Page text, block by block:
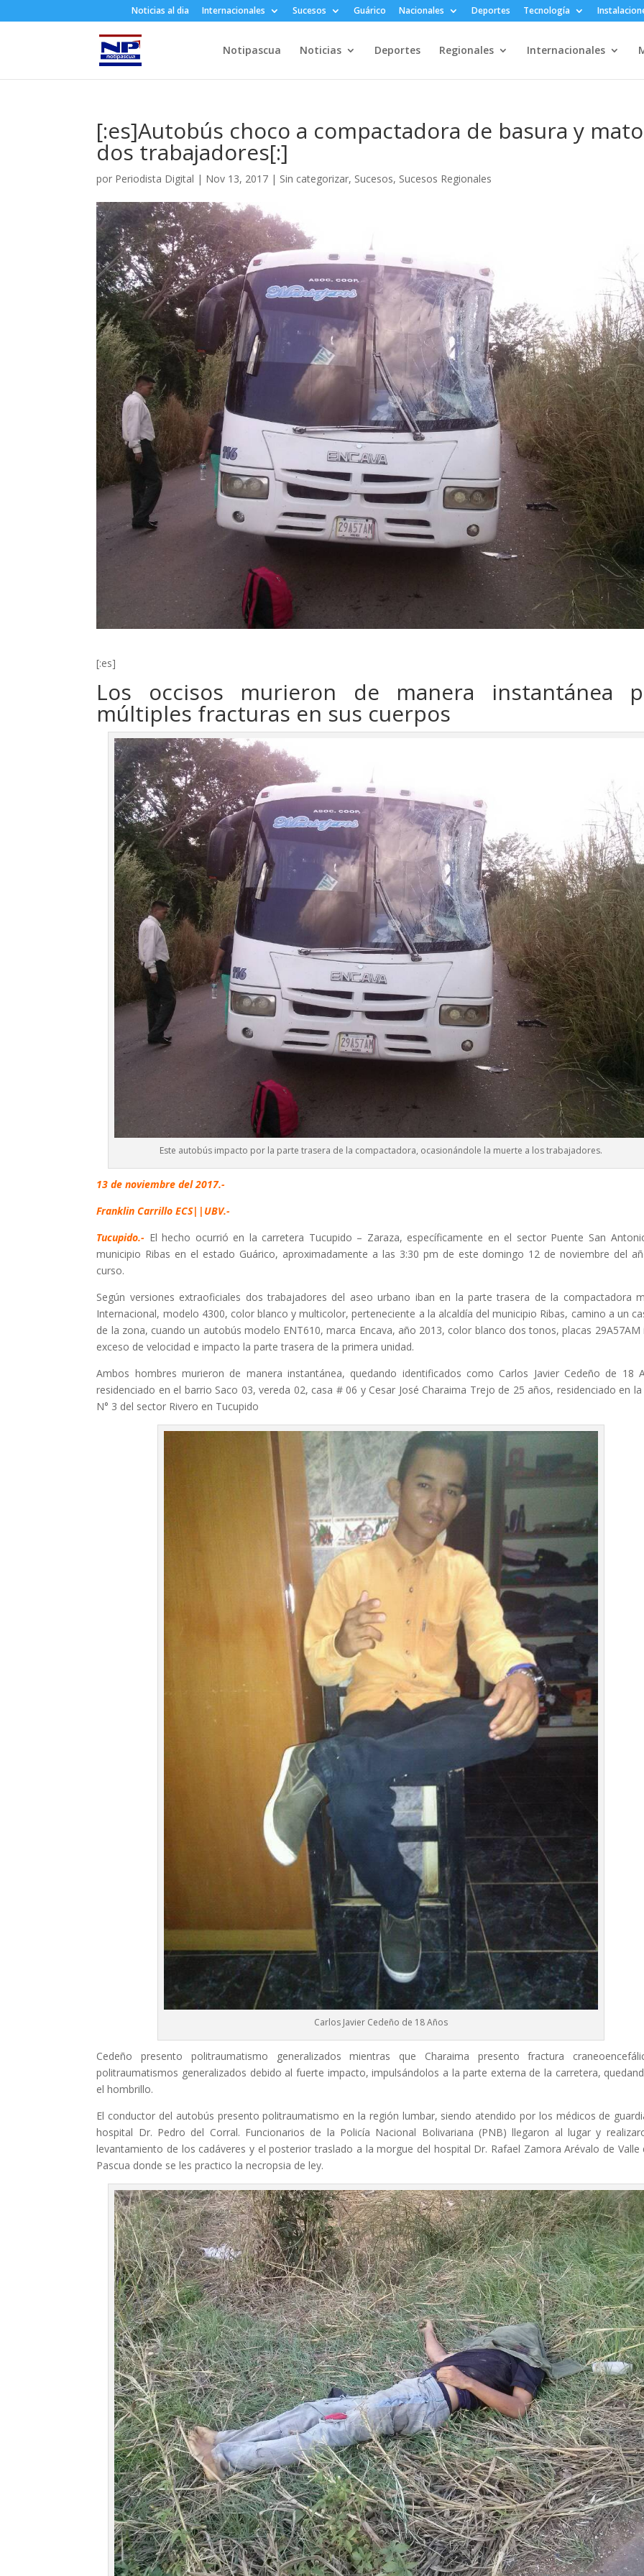
Noticias al dia Internacionales Sucesos Guárico Nacionales Deportes Tecnología
Notipascua Noticias Deportes Regionales Internacionales
[:es]Autobús choco a compactadora de basura y
dos trabajadores[:]
por Periodista Digital | Nov 13, 2017 | Sin categorizar, Sucesos, Sucesos Regionales
[:es]
Los occisos murieron de manera instantánea
múltiples fracturas en sus cuerpos
Este autobús impacto por la parte trasera de la compactadora, ocasionándole la muerte a los trabajadores.
13 de noviembre del 2017.-
Franklin Carrillo ECS||UBV.-
Tucupido.- El hecho ocurrió en la carretera Tucupido – Zaraza, específicamente en el sector Puente San
municipio Ribas en el estado Guárico, aproximadamente a las 3:30 pm de este domingo 12 de noviembre del
curso.
Según versiones extraoficiales dos trabajadores del aseo urbano iban en la parte trasera de la compactadora
Internacional, modelo 4300, color blanco y multicolor, perteneciente a la alcaldía del municipio Ribas, camino a un
de la zona, cuando un autobús modelo ENT610, marca Encava, año 2013, color blanco dos tonos, placas 29A57AM
exceso de velocidad e impacto la parte trasera de la primera unidad.
Ambos hombres murieron de manera instantánea, quedando identificados como Carlos Javier Cedeño de 18
residenciado en el barrio Saco 03, vereda 02, casa # 06 y Cesar José Charaima Trejo de 25 años, residenciado en la
N° 3 del sector Rivero en Tucupido
Carlos Javier Cedeño de 18 Años
Cedeño presento politraumatismo generalizados mientras que Charaima presento fractura
politraumatismos generalizados debido al fuerte impacto, impulsándolos a la parte externa de la carretera,
el hombrillo.
El conductor del autobús presento politraumatismo en la región lumbar, siendo atendido por los médicos de
hospital Dr. Pedro del Corral. Funcionarios de la Policía Nacional Bolivariana (PNB) llegaron al lugar y
levantamiento de los cadáveres y el posterior traslado a la morgue del hospital Dr. Rafael Zamora Arévalo de Valle
Pascua donde se les practico la necropsia de ley.